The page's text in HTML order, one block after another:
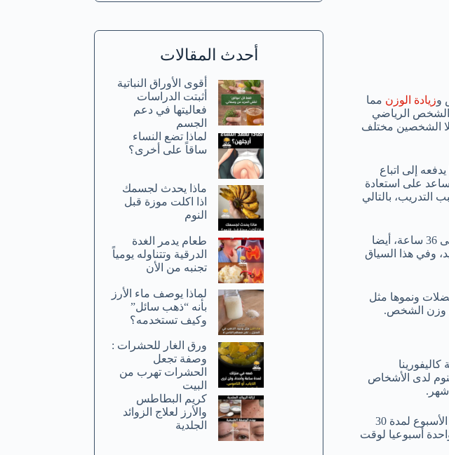
وزيادة الوزن مما
الشخص الرياضي
الشخصين مختلف
إلى اتباع
على استعادة
التدريب، بالتالي
ولا داعي للقلق، لأن الجسم يتعافى ويعود إلى طبيعته بعد أن تمر ساعات على التدريب يتراوح عددها ما بين 24 إلى 36 ساعة، أيضا
وفي هذا السياق
ونموها مثل
وزن الشخص.
لدى الأشخاص
فإذا كنت ترغب في الاستمتاع بنوم هادئ خلال يومك عليك بممارسة التمارين الرياضية 4 مرات على الأكثر خلال الأسبوع لمدة 30
أسبوعيا لوقت
أحدث المقالات
أقوى الأوراق النباتية
أثبتت الدراسات
فعاليتها في دعم
الجسم
لماذا تضع النساء
ساقاً على أخرى؟
ماذا يحدث لجسمك
اذا اكلت موزة قبل
النوم
طعام يدمر الغدة
الدرقية وتتناوله يومياً
تجنبه من الأن
لماذا يوصف ماء الأرز
بأنه “ذهب سائل”
وكيف تستخدمه؟
ورق الغار للحشرات :
وصفة تجعل
الحشرات تهرب من
البيت
كريم البطاطس
والأرز لعلاج الزوائد
الجلدية